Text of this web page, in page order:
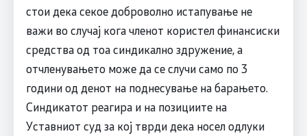
стои дека секое доброволно истапување не
важи во случај кога членот користел финансиски
средства од тоа синдикално здружение, а
отчленувањето може да се случи само по 3
години од денот на поднесување на барањето.
Синдикатот реагира и на позициите на
Уставниот суд за кој тврди дека носел одлуки